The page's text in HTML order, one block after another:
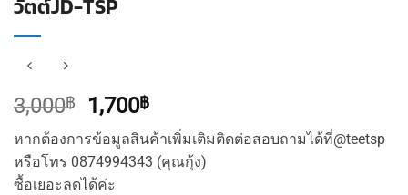
วัตต์JD-TSP
3,000฿
Original
price
was:
3,000฿.
1,700฿Current
price
is:
1,700฿.
หากต้องการข้อมูลสินค้าเพิ่มเติมติดต่อสอบถามได้ที่@teetsp
หรือโทร 0874994343 (คุณกุ้ง)
ซื้อเยอะลดได้ค่ะ